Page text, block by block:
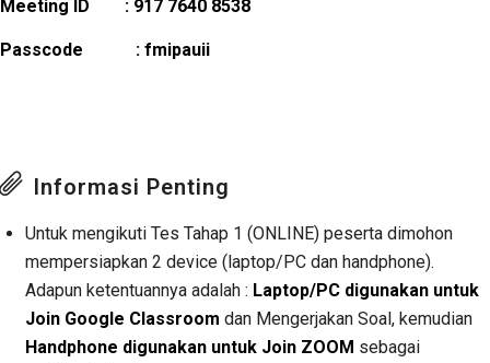
Meeting ID : 917 7640 8538
Passcode : fmipauii
Informasi Penting
Untuk mengikuti Tes Tahap 1 (ONLINE) peserta dimohon
mempersiapkan 2 device (laptop/PC dan handphone).
Adapun ketentuannya adalah : Laptop/PC digunakan untuk
Join Google Classroom dan Mengerjakan Soal, kemudian
Handphone digunakan untuk Join ZOOM sebagai